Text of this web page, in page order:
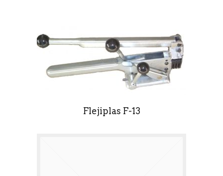
Flejiplas F-13